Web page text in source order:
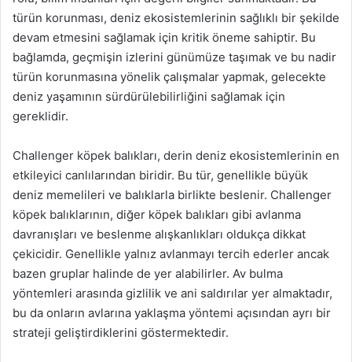
türün korunması, deniz ekosistemlerinin sağlıklı bir şekilde
devam etmesini sağlamak için kritik öneme sahiptir. Bu
bağlamda, geçmişin izlerini günümüze taşımak ve bu nadir
türün korunmasına yönelik çalışmalar yapmak, gelecekte
deniz yaşamının sürdürülebilirliğini sağlamak için
gereklidir.
Challenger köpek balıkları, derin deniz ekosistemlerinin en
etkileyici canlılarından biridir. Bu tür, genellikle büyük
deniz memelileri ve balıklarla birlikte beslenir. Challenger
köpek balıklarının, diğer köpek balıkları gibi avlanma
davranışları ve beslenme alışkanlıkları oldukça dikkat
çekicidir. Genellikle yalnız avlanmayı tercih ederler ancak
bazen gruplar halinde de yer alabilirler. Av bulma
yöntemleri arasında gizlilik ve ani saldırılar yer almaktadır,
bu da onların avlarına yaklaşma yöntemi açısından ayrı bir
strateji geliştirdiklerini göstermektedir.